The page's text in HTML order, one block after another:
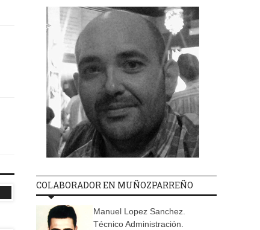
COLABORADOR EN MUÑOZPARREÑO
Manuel Lopez Sanchez.
Técnico Administración.